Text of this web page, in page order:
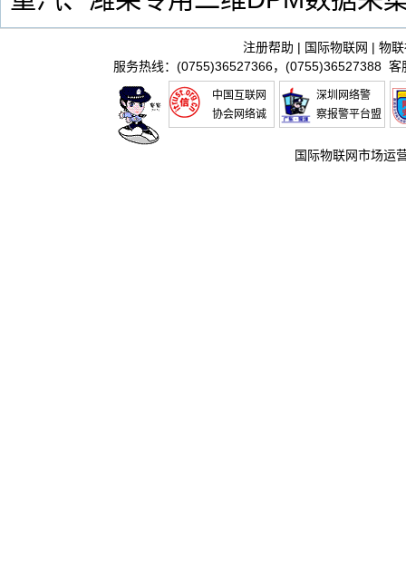
注册帮助 | 国际物联网 | 物
服务热线：(0755)36527366，(0755)36527388 客
中国互联网
协会网络诚
深圳网络警
察报警平台盟
国际物联网市场运